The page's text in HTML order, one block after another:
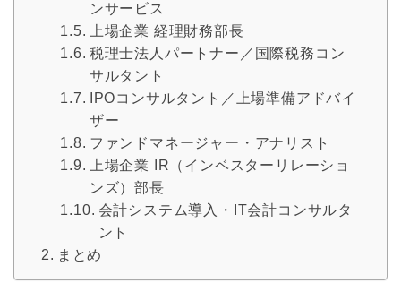
ンサービス
上場企業 経理財務部長
税理士法人パートナー／国際税務コン
サルタント
IPOコンサルタント／上場準備アドバイ
ザー
ファンドマネージャー・アナリスト
上場企業 IR（インベスターリレーショ
ンズ）部長
会計システム導入・IT会計コンサルタ
ント
まとめ